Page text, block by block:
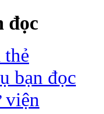
đọc
bạn đọc
viện